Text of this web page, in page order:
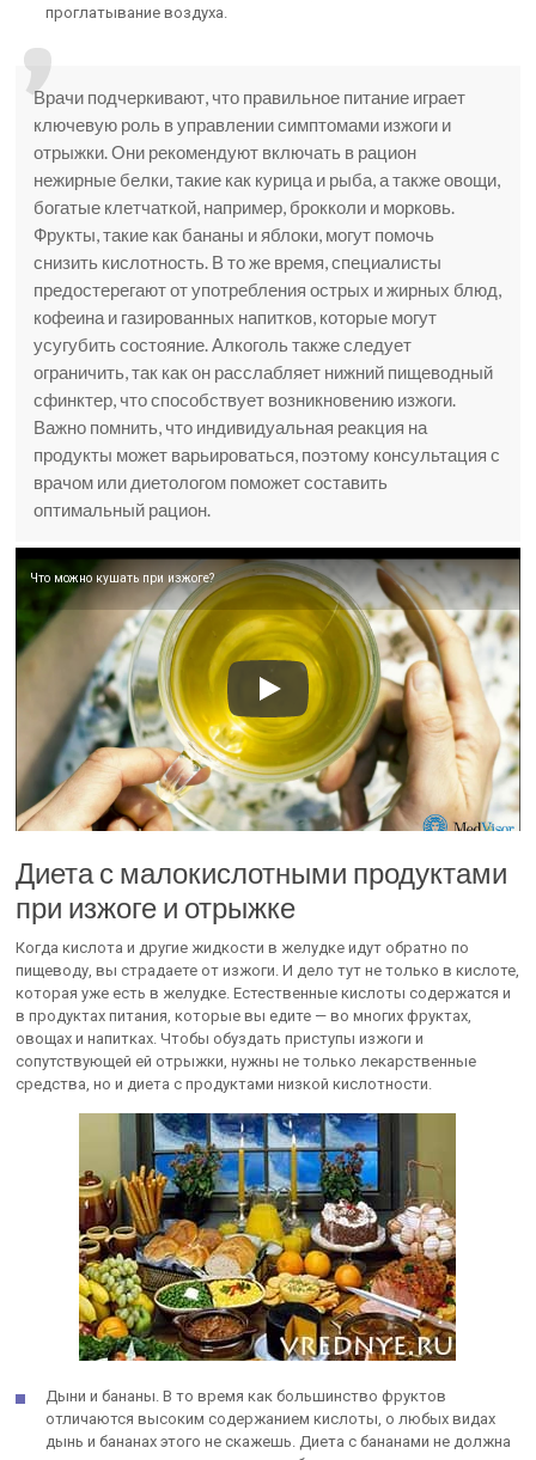
проглатывание воздуха.
Врачи подчеркивают, что правильное питание играет
ключевую роль в управлении симптомами изжоги и
отрыжки. Они рекомендуют включать в рацион
нежирные белки, такие как курица и рыба, а также овощи,
богатые клетчаткой, например, брокколи и морковь.
Фрукты, такие как бананы и яблоки, могут помочь
снизить кислотность. В то же время, специалисты
предостерегают от употребления острых и жирных блюд,
кофеина и газированных напитков, которые могут
усугубить состояние. Алкоголь также следует
ограничить, так как он расслабляет нижний пищеводный
сфинктер, что способствует возникновению изжоги.
Важно помнить, что индивидуальная реакция на
продукты может варьироваться, поэтому консультация с
врачом или диетологом поможет составить
оптимальный рацион.
Что можно кушать при изжоге?
Диета с малокислотными продуктами
при изжоге и отрыжке
Когда кислота и другие жидкости в желудке идут обратно по
пищеводу, вы страдаете от изжоги. И дело тут не только в кислоте,
которая уже есть в желудке. Естественные кислоты содержатся и
в продуктах питания, которые вы едите — во многих фруктах,
овощах и напитках. Чтобы обуздать приступы изжоги и
сопутствующей ей отрыжки, нужны не только лекарственные
средства, но и диета с продуктами низкой кислотности.
Дыни и бананы. В то время как большинство фруктов
отличаются высоким содержанием кислоты, о любых видах
дынь и бананах этого не скажешь. Диета с бананами не должна